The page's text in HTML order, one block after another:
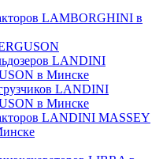
LAMBORGHINI в
LANDINI
в Минске
LANDINI
в Минске
LANDINI MASSEY